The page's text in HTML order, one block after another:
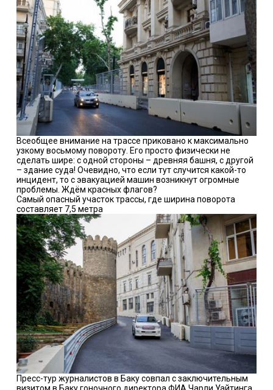
Всеобщее внимание на трассе приковано к максимально
узкому восьмому повороту. Его просто физически не
сделать шире: с одной стороны – древняя башня, с другой
– здание суда! Очевидно, что если тут случится какой-то
инцидент, то с эвакуацией машин возникнут огромные
проблемы. Ждём красных флагов?
Самый опасный участок трассы, где ширина поворота
составляет 7,5 метра
Пресс-тур журналистов в Баку совпал с заключительным
визитом в Баку гоночного директора ФИА Чарли Уайтинга.